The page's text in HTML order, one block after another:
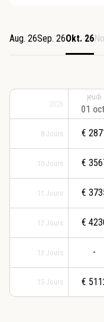
Aug. 26Sep. 26Okt. 26
2026
8 Jours
10 Jours
11 Jours
12 Jours
13 Jours
15 Jours
jeudi
01
€
€
€
€
-
€